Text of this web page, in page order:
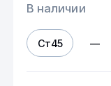
В наличии
Ст45 —